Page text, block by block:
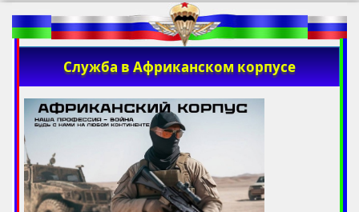
Служба в Африканском корпусе